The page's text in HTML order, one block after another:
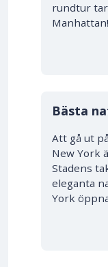
rundtur
Bästa
Att gå ut
New York
Stadens
eleganta
York